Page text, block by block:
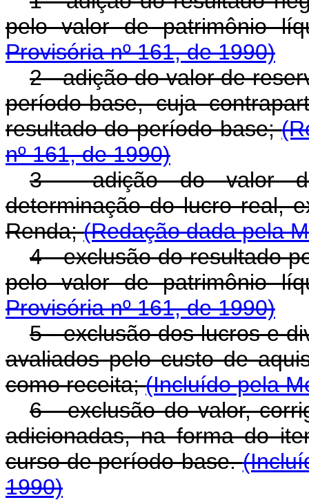
pelo valor de patrimônio
Provisória nº 161, de 1990)
2 - adição do valor de
período-base, cuja
resultado do período-base;
nº 161, de 1990)
3 - adição do valor
determinação do lucro real,
Renda;(Redação dada pela
4 - exclusão do resultado
pelo valor de patrimônio
Provisória nº 161, de 1990)
5 - exclusão dos lucros e
avaliados pelo custo de
como receita;(Incluído pela
6 - exclusão do valor,
adicionadas, na forma do
curso de período-base.
1990)